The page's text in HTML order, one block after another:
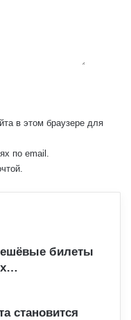
в этом браузере для
по email.
билеты
становится